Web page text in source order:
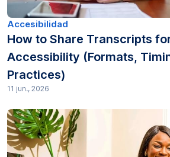
Accesibilidad
How to Share Transcripts
Accessibility (Formats,
Practices)
11 jun., 2026